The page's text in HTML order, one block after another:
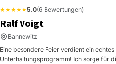
★★★★★5.0(6 Bewertungen)
Ralf Voigt
Bannewitz
Eine besondere Feier verdient ein echtes
Unterhaltungsprogramm! Ich sorge für